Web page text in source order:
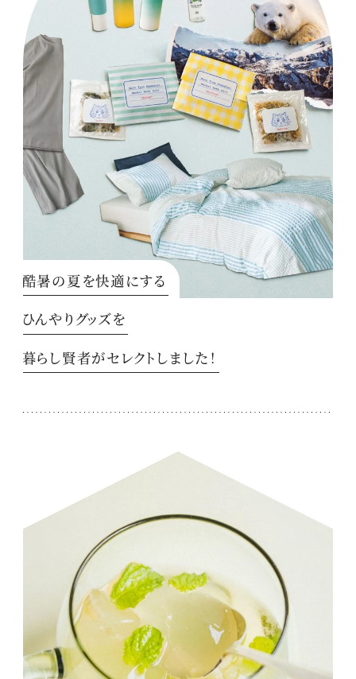
酷暑の夏を快適にする
ひんやりグッズを
暮らし賢者がセレクトしました！